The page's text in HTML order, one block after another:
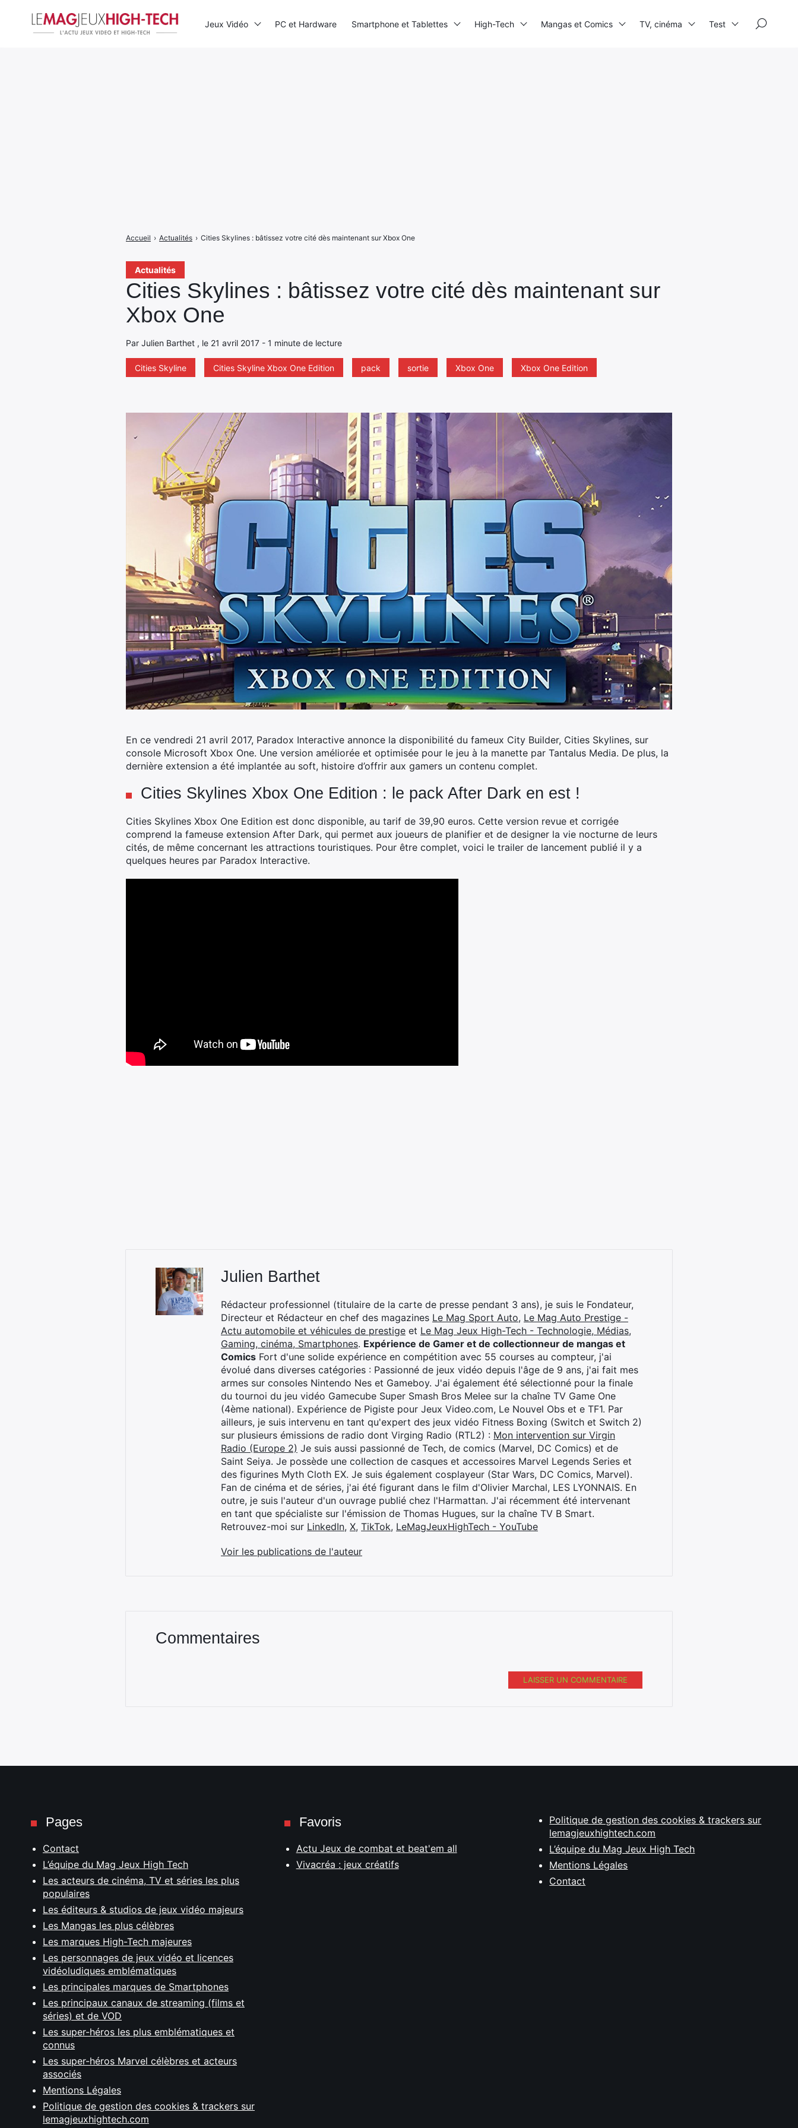
Actualités
Cities Skylines : bâtissez votre cité dès maintenant sur
Xbox One
Par Julien Barthet , le 21 avril 2017 - 1 minute de lecture
Cities Skyline Cities Skyline Xbox One Edition pack sortie Xbox One Xbox One Edition
Accueil › Actualités › Cities Skylines : bâtissez votre cité dès maintenant sur Xbox One
En ce vendredi 21 avril 2017, Paradox Interactive annonce la disponibilité du fameux City Builder, Cities Skylines, sur
console Microsoft Xbox One. Une version améliorée et optimisée pour le jeu à la manette par Tantalus Media. De plus, la
dernière extension a été implantée au soft, histoire d’offrir aux gamers un contenu complet.
Cities Skylines Xbox One Edition : le pack After Dark en est !
Cities Skylines Xbox One Edition est donc disponible, au tarif de 39,90 euros. Cette version revue et corrigée
comprend la fameuse extension After Dark, qui permet aux joueurs de planifier et de designer la vie nocturne de leurs
cités, de même concernant les attractions touristiques. Pour être complet, voici le trailer de lancement publié il y a
quelques heures par Paradox Interactive.
Julien Barthet
Rédacteur professionnel (titulaire de la carte de presse pendant 3 ans), je suis le Fondateur,
Directeur et Rédacteur en chef des magazines Le Mag Sport Auto, Le Mag Auto Prestige -
Actu automobile et véhicules de prestige et Le Mag Jeux High-Tech - Technologie, Médias,
Gaming, cinéma, Smartphones. Expérience de Gamer et de collectionneur de mangas et
Comics Fort d'une solide expérience en compétition avec 55 courses au compteur, j'ai
évolué dans diverses catégories : Passionné de jeux vidéo depuis l'âge de 9 ans, j'ai fait mes
armes sur consoles Nintendo Nes et Gameboy. J'ai également été sélectionné pour la finale
du tournoi du jeu vidéo Gamecube Super Smash Bros Melee sur la chaîne TV Game One
(4ème national). Expérience de Pigiste pour Jeux Video.com, Le Nouvel Obs et e TF1. Par
ailleurs, je suis intervenu en tant qu'expert des jeux vidéo Fitness Boxing (Switch et Switch 2)
sur plusieurs émissions de radio dont Virging Radio (RTL2) : Mon intervention sur Virgin
Radio (Europe 2) Je suis aussi passionné de Tech, de comics (Marvel, DC Comics) et de
Saint Seiya. Je possède une collection de casques et accessoires Marvel Legends Series et
des figurines Myth Cloth EX. Je suis également cosplayeur (Star Wars, DC Comics, Marvel).
Fan de cinéma et de séries, j'ai été figurant dans le film d'Olivier Marchal, LES LYONNAIS. En
outre, je suis l'auteur d'un ouvrage publié chez l'Harmattan. J'ai récemment été intervenant
en tant que spécialiste sur l'émission de Thomas Hugues, sur la chaîne TV B Smart.
Retrouvez-moi sur LinkedIn, X, TikTok, LeMagJeuxHighTech - YouTube
Voir les publications de l'auteur
Commentaires
LAISSER UN COMMENTAIRE
Jeux Vidéo PC et Hardware Smartphone et Tablettes High-Tech Mangas et Comics TV, cinéma Test
Pages
Contact
L’équipe du Mag Jeux High Tech
Les acteurs de cinéma, TV et séries les plus
populaires
Les éditeurs & studios de jeux vidéo majeurs
Les Mangas les plus célèbres
Les marques High-Tech majeures
Les personnages de jeux vidéo et licences
vidéoludiques emblématiques
Les principales marques de Smartphones
Les principaux canaux de streaming (films et
séries) et de VOD
Les super-héros les plus emblématiques et
connus
Les super-héros Marvel célèbres et acteurs
associés
Mentions Légales
Politique de gestion des cookies & trackers sur
lemagjeuxhightech.com
Favoris
Actu Jeux de combat et beat'em all
Vivacréa : jeux créatifs
Politique de gestion des cookies & trackers sur
lemagjeuxhightech.com
L’équipe du Mag Jeux High Tech
Mentions Légales
Contact